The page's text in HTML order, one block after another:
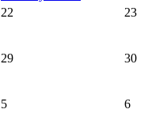
22 23
29 30
5 6